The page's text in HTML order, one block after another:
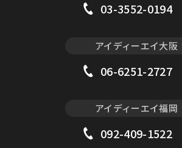
03-3552-0194
アイディーエイ大阪
06-6251-2727
アイディーエイ福岡
092-409-1522